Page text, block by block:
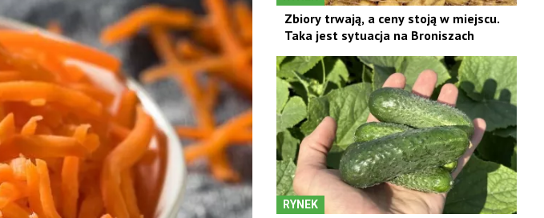
Zbiory trwają, a ceny stoją w miejscu.
Taka jest sytuacja na Broniszach
RYNEK